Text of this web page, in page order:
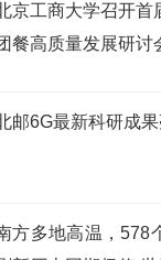
京工商大学召开首
餐高质量发展研讨
邮6G最新科研成
方多地高温，578